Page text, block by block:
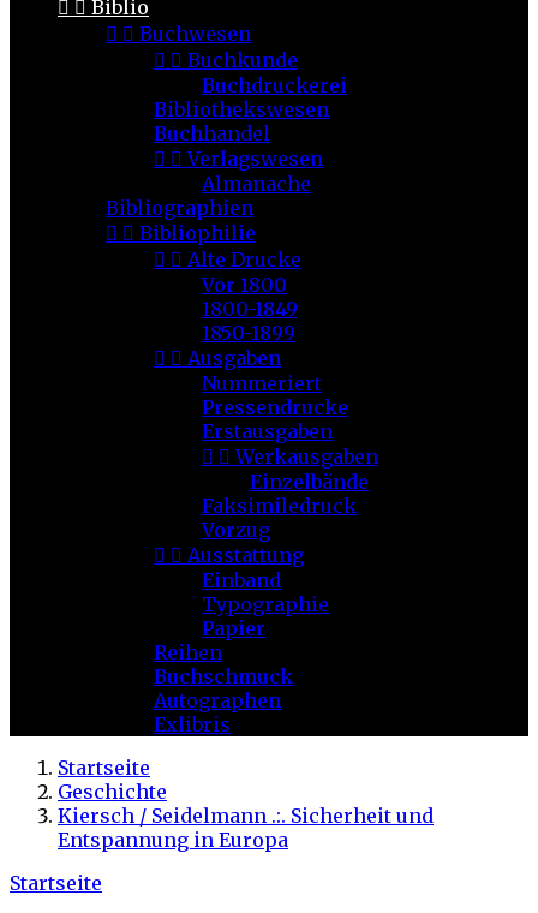
  Biblio
  Buchwesen
  Buchkunde
Buchdruckerei
Bibliothekswesen
Buchhandel
  Verlagswesen
Almanache
Bibliographien
  Bibliophilie
  Alte Drucke
Vor 1800
1800-1849
1850-1899
  Ausgaben
Nummeriert
Pressendrucke
Erstausgaben
  Werkausgaben
Einzelbände
Faksimiledruck
Vorzug
  Ausstattung
Einband
Typographie
Papier
Reihen
Buchschmuck
Autographen
Exlibris
Startseite
Geschichte
Kiersch / Seidelmann .:. Sicherheit und
Entspannung in Europa
Startseite